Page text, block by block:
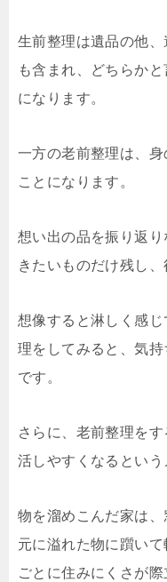
生前整理は遺品の他
も含まれ、どちらか
になります。
一方の老前整理は、身
ことになります。
想い出の品を振り返
きたいものだけ残し、
想像すると淋しく感
理をしてみると、気
です。
さらに、老前整理を
活しやすくなるという
物を溜めこんだ家は
元に溢れた物に躓い
ごとに住みにくさが